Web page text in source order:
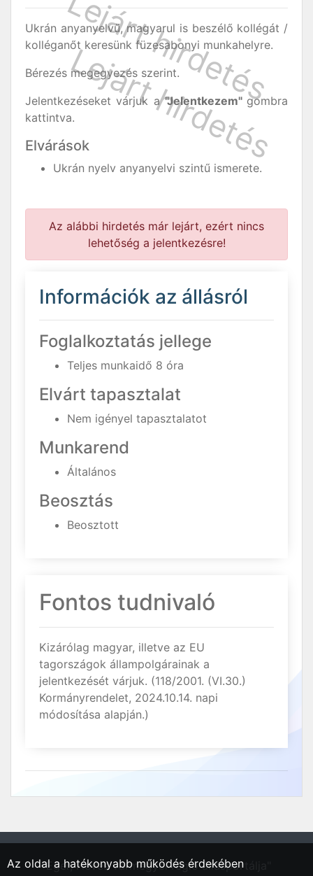
Ukrán anyanyelvű, magyarul is beszélő kollégát /
kolléganőt keresünk füzesabonyi munkahelyre.
Bérezés megegyezés szerint.
Jelentkezéseket várjuk a"Jelentkezem" gombra
kattintva.
Elvárások
Ukrán nyelv anyanyelvi szintű ismerete.
Az alábbi hirdetés már lejárt, ezért nincs
lehetőség a jelentkezésre!
Információk az állásról
Foglalkoztatás jellege
Teljes munkaidő 8 óra
Elvárt tapasztalat
Nem igényel tapasztalatot
Munkarend
Általános
Beosztás
Beosztott
Fontos tudnivaló
Kizárólag magyar, illetve az EU
tagországok állampolgárainak a
jelentkezését várjuk. (118/2001. (VI.30.)
Kormányrendelet, 2024.10.14. napi
módosítása alapján.)
"Eger, Heves vármegyei régió állásportálja"
Az oldal a hatékonyabb működés érdekében